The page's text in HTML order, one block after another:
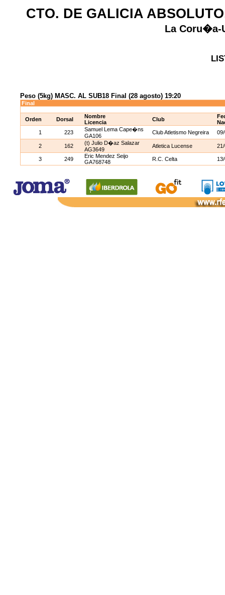
CTO. DE GALICIA
La Coru�a-
Final
Orden Dorsal
Nombre
Licencia
Club
1
223
Samuel Lema Cape�ns
GA106
Club Atletismo Negreira
2 162
(t) Julio D�az Salazar
AG3649
Atletica Lucense
3 249
Eric Mendez Seijo
GA768748
R.C. Celta
Peso (5kg) MASC. AL SUB18 Final (28 agosto) 19:20